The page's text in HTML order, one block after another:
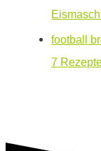
football
7